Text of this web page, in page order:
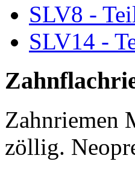
SLV8 -
SLV14 -
zöllig.